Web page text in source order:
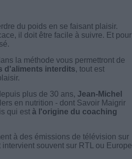
du poids en se faisant plaisir.
il doit être facile à suivre. Et pour
la méthode vous permettront de
d'aliments interdits, tout est
plus de 30 ans, Jean-Michel
en nutrition - dont Savoir Maigrir
qui est à l'origine du coaching
à des émissions de télévision sur
souvent sur RTL ou Europe